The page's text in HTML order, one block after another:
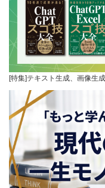
[特集]テキスト生成、画像生